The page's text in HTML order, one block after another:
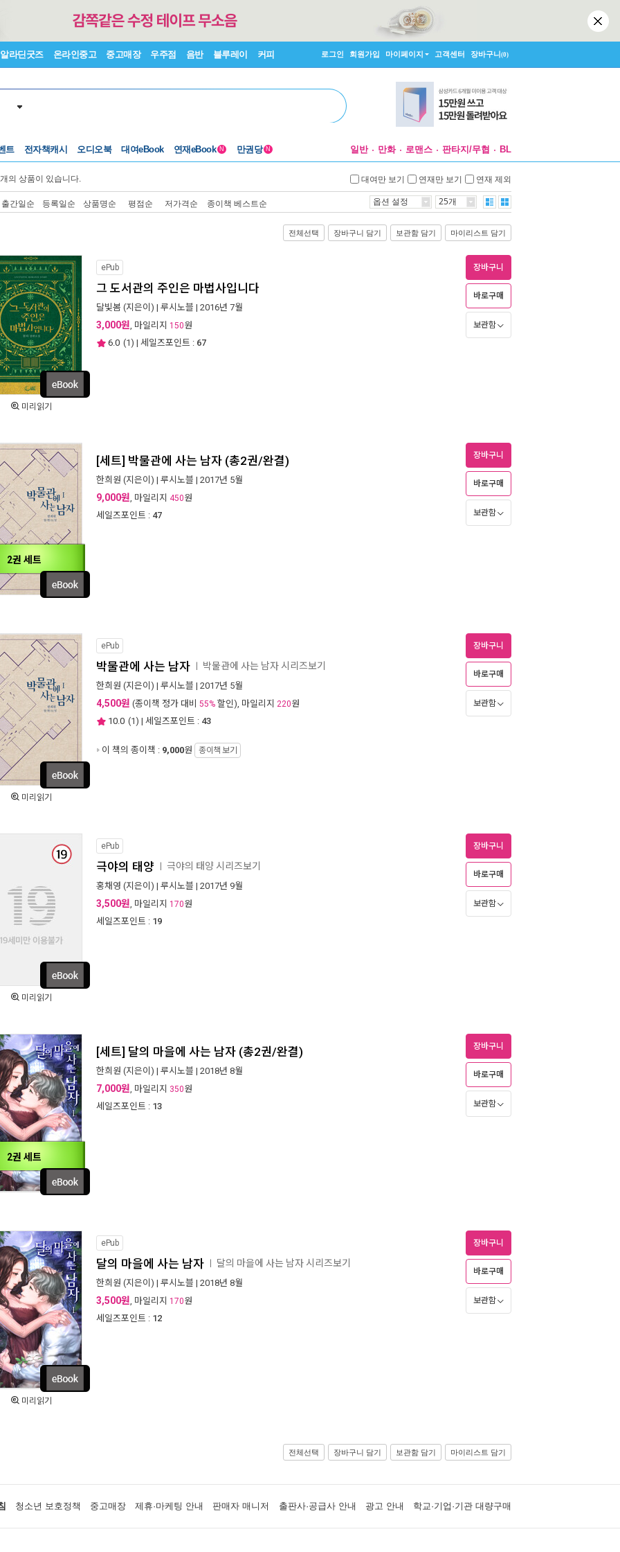
알라딘굿즈 온라인중고 중고매장 우주점 음반 블루레이 커피 로그인 회원가입 마이페이지 고객센터 장바구니(0)
트 전자책캐시 오디오북 대여eBook 연재eBook N 만권당 N 일반 만화 로맨스 판타지/무협 BL
개의 상품이 있습니다. 대여만 보기 연재만 보기 연재 제외
출간일순 등록일순 상품명순 평점순 저가격순 종이책 베스트순 옵션 설정 25개
전체선택 장바구니 담기 보관함 담기 마이리스트 담기
미리읽기
ePub
그 도서관의 주인은 마법사입니다
달빛봄 (지은이) | 루시노블 | 2016년 7월
3,000원, 마일리지 150원
6.0 (1) | 세일즈포인트 : 67
장바구니
바로구매
보관함
2권 세트
[세트] 박물관에 사는 남자 (총2권/완결)
한희원 (지은이) | 루시노블 | 2017년 5월
9,000원, 마일리지 450원
세일즈포인트 : 47
장바구니
바로구매
보관함
미리읽기
ePub
박물관에 사는 남자 박물관에 사는 남자 시리즈보기
한희원 (지은이) | 루시노블 | 2017년 5월
4,500원 (종이책 정가 대비 55% 할인), 마일리지 220원
10.0 (1) | 세일즈포인트 : 43
이 책의 종이책 : 9,000원 종이책 보기
장바구니
바로구매
보관함
미리읽기
ePub
극야의 태양 극야의 태양 시리즈보기
홍채영 (지은이) | 루시노블 | 2017년 9월
3,500원, 마일리지 170원
세일즈포인트 : 19
장바구니
바로구매
보관함
2권 세트
[세트] 달의 마을에 사는 남자 (총2권/완결)
한희원 (지은이) | 루시노블 | 2018년 8월
7,000원, 마일리지 350원
세일즈포인트 : 13
장바구니
바로구매
보관함
미리읽기
ePub
달의 마을에 사는 남자 달의 마을에 사는 남자 시리즈보기
한희원 (지은이) | 루시노블 | 2018년 8월
3,500원, 마일리지 170원
세일즈포인트 : 12
장바구니
바로구매
보관함
전체선택 장바구니 담기 보관함 담기 마이리스트 담기
청소년 보호정책 중고매장 제휴·마케팅 안내 판매자 매니저 출판사·공급사 안내 광고 안내 학교·기업·기관 대량구매